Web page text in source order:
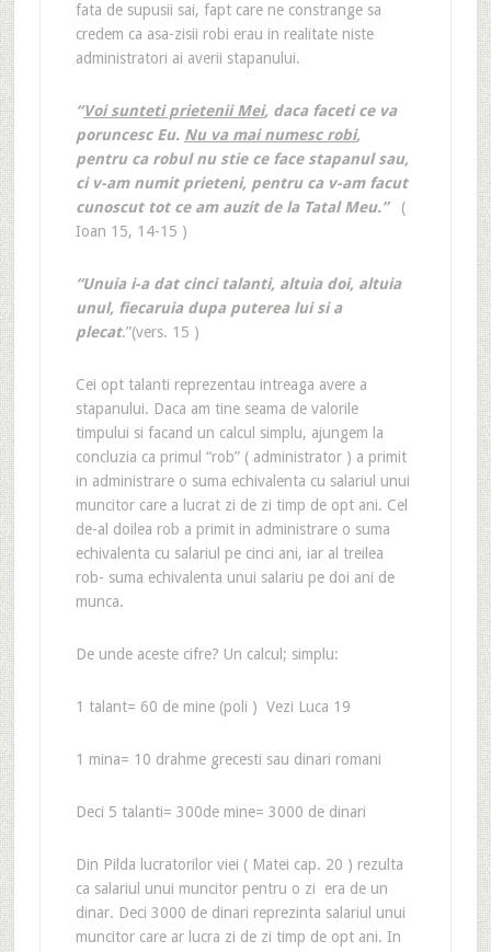
fata de supusii sai, fapt care ne constrange sa
credem ca asa-zisii robi erau in realitate niste
administratori ai averii stapanului.
“Voi sunteti prietenii Mei, daca faceti ce va
poruncesc Eu. Nu va mai numesc robi,
pentru ca robul nu stie ce face stapanul sau,
ci v-am numit prieteni, pentru ca v-am facut
cunoscut tot ce am auzit de la Tatal Meu.”(
Ioan 15, 14-15 )
“Unuia i-a dat cinci talanti, altuia doi, altuia
unul, fiecaruia dupa puterea lui si a
plecat.”(vers. 15 )
Cei opt talanti reprezentau intreaga avere a
stapanului. Daca am tine seama de valorile
timpului si facand un calcul simplu, ajungem la
concluzia ca primul “rob” ( administrator ) a primit
in administrare o suma echivalenta cu salariul unui
muncitor care a lucrat zi de zi timp de opt ani. Cel
de-al doilea rob a primit in administrare o suma
echivalenta cu salariul pe cinci ani, iar al treilea
rob- suma echivalenta unui salariu pe doi ani de
munca.
De unde aceste cifre? Un calcul; simplu:
1 talant= 60 de mine (poli ) Vezi Luca 19
1 mina= 10 drahme grecesti sau dinari romani
Deci 5 talanti= 300de mine= 3000 de dinari
Din Pilda lucratorilor viei ( Matei cap. 20 ) rezulta
ca salariul unui muncitor pentru o zi era de un
dinar. Deci 3000 de dinari reprezinta salariul unui
muncitor care ar lucra zi de zi timp de opt ani. In